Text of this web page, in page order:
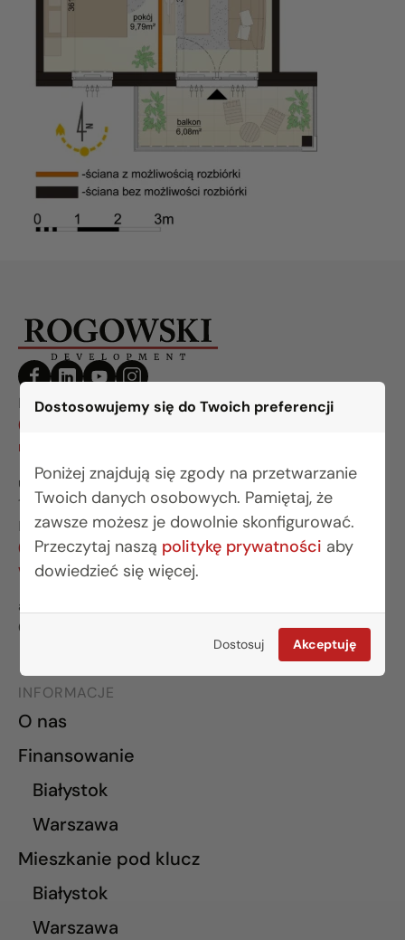
Dostosowujemy się do Twoich preferencji
Poniżej znajdują się zgody na przetwarzanie
Twoich danych osobowych. Pamiętaj, że
zawsze możesz je dowolnie skonfigurować.
Przeczytaj naszą politykę prywatności aby
dowiedzieć się więcej.
Dostosuj Akceptuję
BIURO BIAŁYSTOK
(85) 749 99 09
mieszkania@rogowskidevelopment.pl
ul. Legionowa 28 lok. 202
15-281 Białystok
BIURO WARSZAWA
(22) 642 03 55
warszawa@rogowskidevelopment.pl
al. Wilanowska 67E lok. U5
02-765 Warszawa
INFORMACJE
O nas
Finansowanie
Białystok
Warszawa
Mieszkanie pod klucz
Białystok
Warszawa